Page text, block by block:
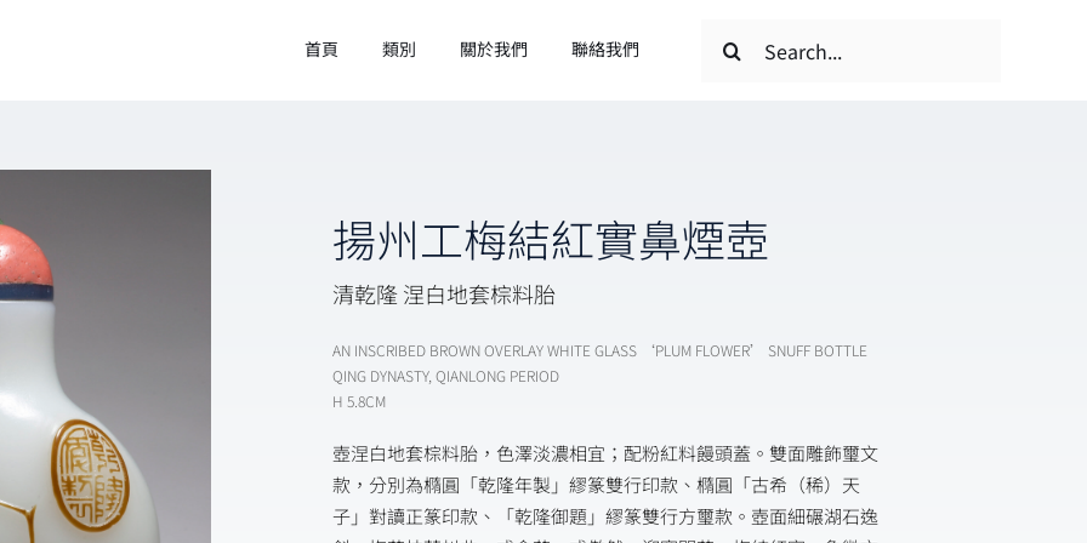
首頁 類別 關於我們 聯絡我們
揚州工梅結紅實鼻煙壺
清乾隆 涅白地套棕料胎
AN INSCRIBED BROWN OVERLAY WHITE GLASS ‘PLUM FLOWER’ SNUFF BOTTLE
QING DYNASTY, QIANLONG PERIOD
H 5.8CM
壺涅白地套棕料胎，色澤淡濃相宜；配粉紅料饅頭蓋。雙面雕飾璽文
款，分別為橢圓「乾隆年製」繆篆雙行印款、橢圓「古希（稀）天
子」對讀正篆印款、「乾隆御題」繆篆雙行方璽款。壺面細碾湖石逸